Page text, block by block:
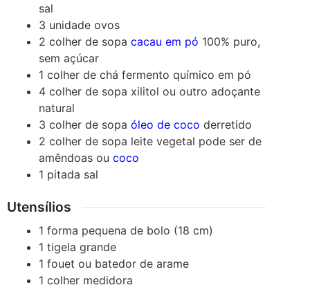
sal
3 unidade ovos
2 colher de sopa cacau em pó 100% puro,
sem açúcar
1 colher de chá fermento químico em pó
4 colher de sopa xilitol ou outro adoçante
natural
3 colher de sopa óleo de coco derretido
2 colher de sopa leite vegetal pode ser de
amêndoas oucoco
1 pitada sal
Utensílios
1 forma pequena de bolo (18 cm)
1 tigela grande
1 fouet ou batedor de arame
1 colher medidora